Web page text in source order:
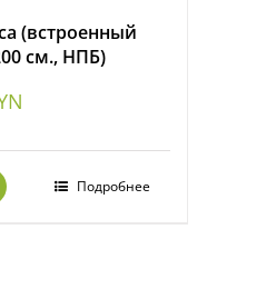
(встроенный
см., НПБ)
Подробнее